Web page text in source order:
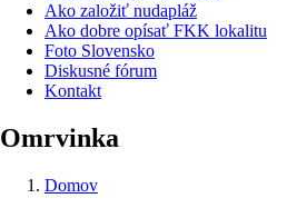
Ako založiť nudapláž
Ako dobre opísať FKK lokalitu
Foto Slovensko
Diskusné fórum
Kontakt
Omrvinka
Domov